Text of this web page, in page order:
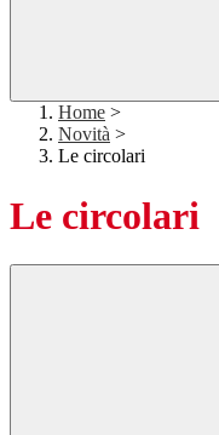
Home >
Novità >
Le circolari
Le circolari